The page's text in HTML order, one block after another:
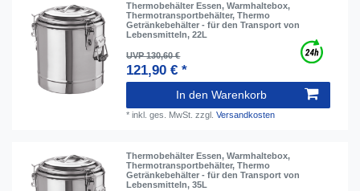
Thermobehälter Essen, Warmhaltebox,
Thermotransportbehälter, Thermo
Getränkebehälter - für den Transport von
Lebensmitteln, 22L
UVP 130,60 €
121,90 € *
In den Warenkorb
*inkl. ges. MwSt. zzgl.Versandkosten
Thermobehälter Essen, Warmhaltebox,
Thermotransportbehälter, Thermo
Getränkebehälter - für den Transport von
Lebensmitteln, 35L